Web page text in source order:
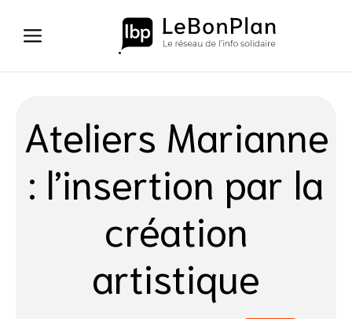
contenu
Ateliers Marianne
: l’insertion par la
création
artistique